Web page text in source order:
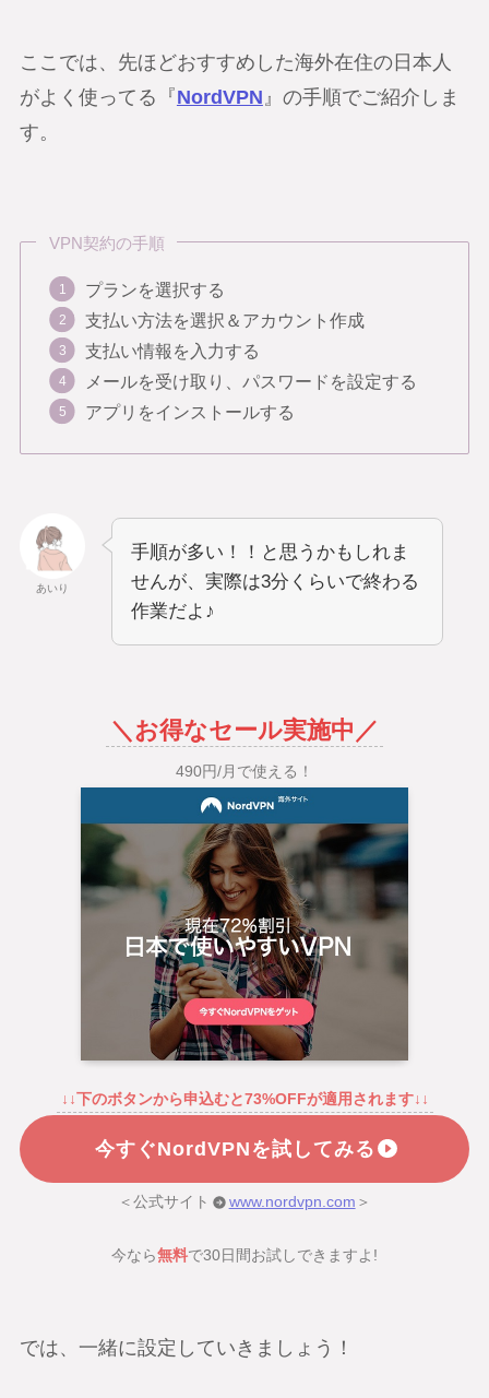
ここでは、先ほどおすすめした海外在住の日本人
がよく使ってる『NordVPN』の手順でご紹介しま
す。
VPN契約の手順
プランを選択する
支払い方法を選択＆アカウント作成
支払い情報を入力する
メールを受け取り、パスワードを設定する
アプリをインストールする
あいり
手順が多い！！と思うかもしれま
せんが、実際は3分くらいで終わる
作業だよ♪
＼お得なセール実施中／
490円/月で使える！
↓↓下のボタンから申込むと73%OFFが適用されます↓↓
今すぐNordVPNを試してみる
＜公式サイト www.nordvpn.com ＞
今なら無料で30日間お試しできますよ!
では、一緒に設定していきましょう！